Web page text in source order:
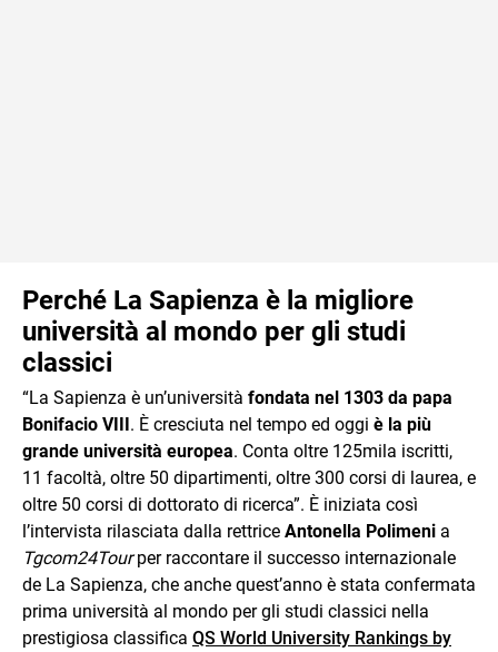
Perché La Sapienza è la migliore
università al mondo per gli studi
classici
“La Sapienza è un’università fondata nel 1303 da papa
Bonifacio VIII. È cresciuta nel tempo ed oggi è la più
grande università europea. Conta oltre 125mila iscritti,
11 facoltà, oltre 50 dipartimenti, oltre 300 corsi di laurea, e
oltre 50 corsi di dottorato di ricerca”. È iniziata così
l’intervista rilasciata dalla rettrice Antonella Polimeni a
Tgcom24Tourper raccontare il successo internazionale
de La Sapienza, che anche quest’anno è stata confermata
prima università al mondo per gli studi classici nella
prestigiosa classifica QS World University Rankings by